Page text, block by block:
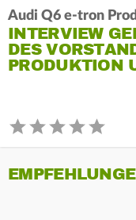
Audi Q6 e-tron
INTERVIEW
DES
PRODUKTION